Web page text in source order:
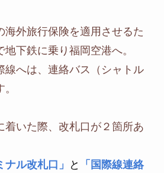
海外旅行保険を適用させるた
下鉄に乗り福岡空港へ。
線へは、連絡バス（シャトル
着いた際、改札口が２箇所あ
ナル改札口」
と
「国際線連絡